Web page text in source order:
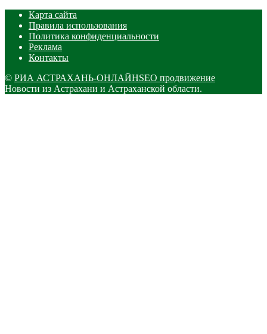
Карта сайта
Правила использования
Политика конфиденциальности
Реклама
Контакты
© РИА АСТРАХАНЬ-ОНЛАЙНSEO продвижение
Новости из Астрахани и Астраханской области.